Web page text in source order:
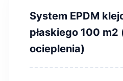
System EPDM
płaskiego 100 m2
ocieplenia)